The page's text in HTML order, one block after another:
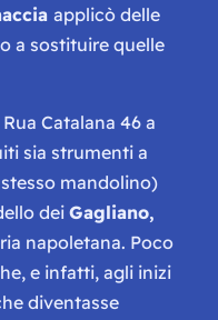
applicò delle
a sostituire quelle
Rua Catalana 46 a
sia strumenti a
mandolino)
dei Gagliano,
napoletana. Poco
e infatti, agli inizi
diventasse